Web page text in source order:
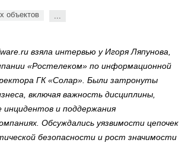
объектов ...
взяла интервью у Игоря Ляпунова,
«Ростелеком» по информационной
ГК «Солар». Были затронуты
включая важность дисциплины,
инцидентов и поддержания
Обсуждались уязвимости цепочек
безопасности и рост значимости